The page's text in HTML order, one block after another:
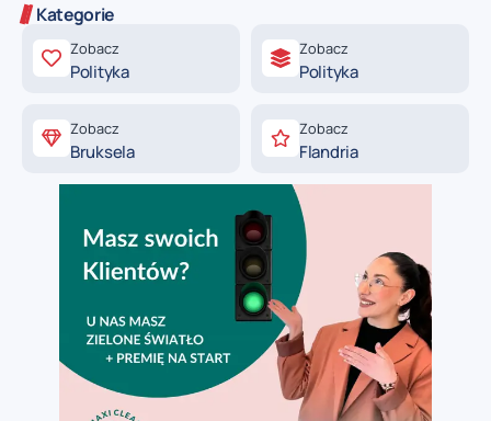
Kategorie
Zobacz
Polityka
Zobacz
Polityka
Zobacz
Bruksela
Zobacz
Flandria